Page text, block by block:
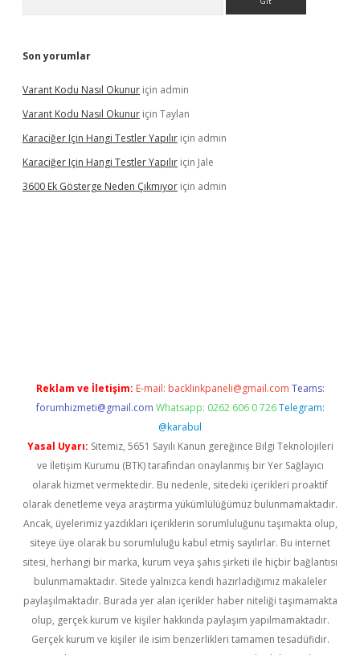
Son yorumlar
Varant Kodu Nasıl Okunur için admin
Varant Kodu Nasıl Okunur için Taylan
Karaciğer Için Hangi Testler Yapılır için admin
Karaciğer Için Hangi Testler Yapılır için Jale
3600 Ek Gösterge Neden Çıkmıyor için admin
Reklam ve İletişim: E-mail: backlinkpaneli@gmail.com Teams:
forumhizmeti@gmail.com Whatsapp: 0262 606 0 726 Telegram:
@karabul
Yasal Uyarı: Sitemiz, 5651 Sayılı Kanun gereğince Bilgi Teknolojileri
ve İletişim Kurumu (BTK) tarafından onaylanmış bir Yer Sağlayıcı
olarak hizmet vermektedir. Bu nedenle, sitedeki içerikleri proaktif
olarak denetleme veya araştırma yükümlülüğümüz bulunmamaktadır.
Ancak, üyelerimiz yazdıkları içeriklerin sorumluluğunu taşımakta olup,
siteye üye olarak bu sorumluluğu kabul etmiş sayılırlar. Bu internet
sitesi, herhangi bir marka, kurum veya şahıs şirketi ile hiçbir bağlantısı
bulunmamaktadır. Sitede yalnızca kendi hazırladığımız makaleler
paylaşılmaktadır. Burada yer alan içerikler haber niteliği taşımamakta
olup, gerçek kurum ve kişiler hakkında paylaşım yapılmamaktadır.
Gerçek kurum ve kişiler ile isim benzerlikleri tamamen tesadüfidir.